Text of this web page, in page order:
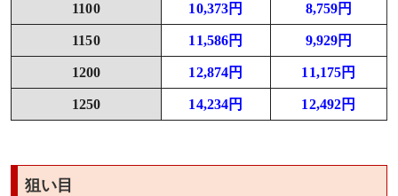
1100 10,373円 8,759円
1150 11,586円 9,929円
1200 12,874円 11,175円
1250 14,234円 12,492円
狙い目